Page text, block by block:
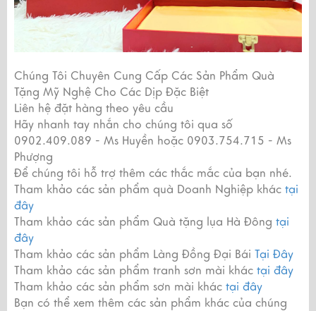
Chúng Tôi Chuyên Cung Cấp Các Sản Phẩm Quà
Tặng Mỹ Nghệ Cho Các Dịp Đặc Biệt
Liên hệ đặt hàng theo yêu cầu
Hãy nhanh tay nhắn cho chúng tôi qua số
0902.409.089 - Ms Huyền hoặc 0903.754.715 - Ms
Phượng
Để chúng tôi hỗ trợ thêm các thắc mắc của bạn nhé.
Tham khảo các sản phẩm quà Doanh Nghiệp khác tại
đây
Tham khảo các sản phẩm Quà tặng lụa Hà Đông tại
đây
Tham khảo các sản phẩm Làng Đồng Đại Bái Tại Đây
Tham khảo các sản phẩm tranh sơn mài khác tại đây
Tham khảo các sản phẩm sơn mài khác tại đây
Bạn có thể xem thêm các sản phẩm khác của chúng